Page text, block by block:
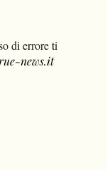
di errore ti
news.it